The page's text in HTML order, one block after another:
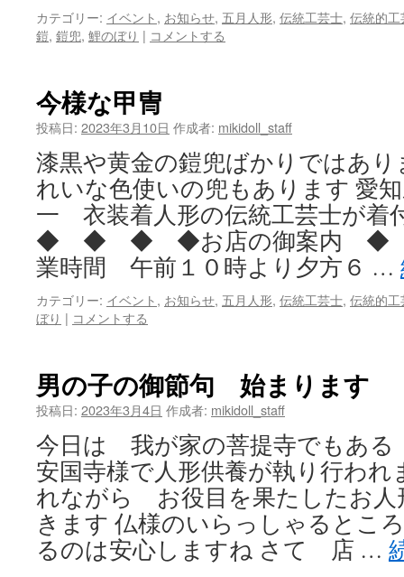
カテゴリー: イベント, お知らせ, 五月人形, 伝統工芸士, 伝統的工
鎧, 鎧兜, 鯉のぼり | コメントする
今様な甲冑
投稿日: 2023年3月10日 作成者: mikidoll_staff
漆黒や黄金の鎧兜ばかりではあ
れいな色使いの兜もあります 愛
一 衣装着人形の伝統工芸士が
◆ ◆ ◆ ◆お店の御案内
業時間 午前１０時より夕方６ …
カテゴリー: イベント, お知らせ, 五月人形, 伝統工芸士, 伝統的工
ぼり | コメントする
男の子の御節句 始まります
投稿日: 2023年3月4日 作成者: mikidoll_staff
今日は 我が家の菩提寺でもあ
安国寺様で人形供養が執り行われ
れながら お役目を果たしたお人
きます 仏様のいらっしゃるとこ
るのは安心しますね さて 店 …